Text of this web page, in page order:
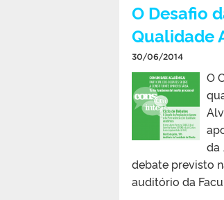
O Desafio
Qualidade
30/06/2014
O
da
debate previsto
auditório da